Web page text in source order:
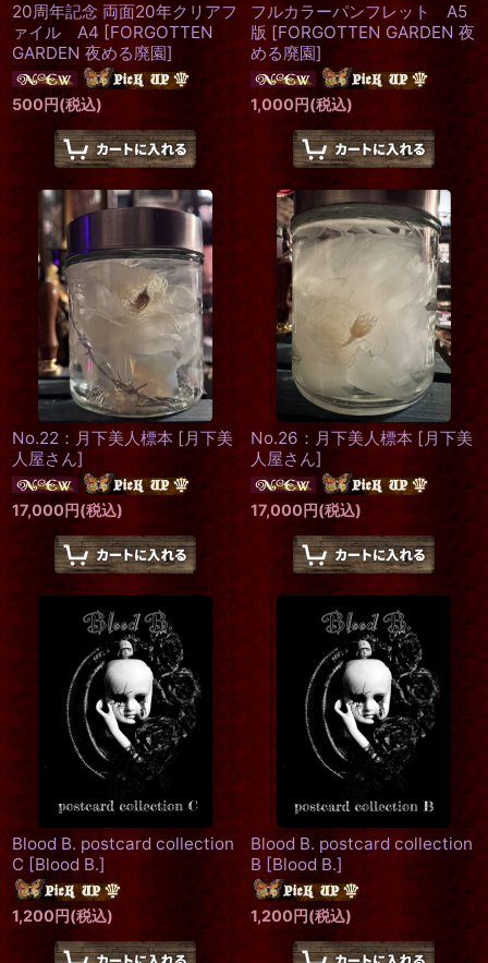
20周年記念 両面20年クリアフ
ァイル A4 [FORGOTTEN
GARDEN 夜める廃園]
500円(税込)
フルカラーパンフレット A5
版 [FORGOTTEN GARDEN 夜
める廃園]
1,000円(税込)
No.22：月下美人標本 [月下美
人屋さん]
17,000円(税込)
No.26：月下美人標本 [月下美
人屋さん]
17,000円(税込)
Blood B. postcard collection
C [Blood B.]
1,200円(税込)
Blood B. postcard collection
B [Blood B.]
1,200円(税込)